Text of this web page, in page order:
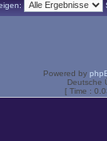
Powered by
Deutsche
[ Time :